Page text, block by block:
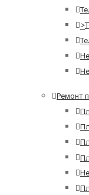
>
Ремонт